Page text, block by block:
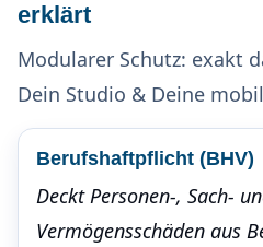
erklärt
Modularer Schutz: exakt
Dein Studio & Deine
Berufshaftpflicht (BHV)
Deckt Per­sonen-, Sach-
Vermögensschäden aus